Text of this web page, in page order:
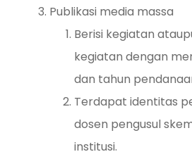
Publikasi media massa
Berisi kegiatan
kegiatan dengan
dan tahun
Terdapat identitas
dosen pengusul
institusi.